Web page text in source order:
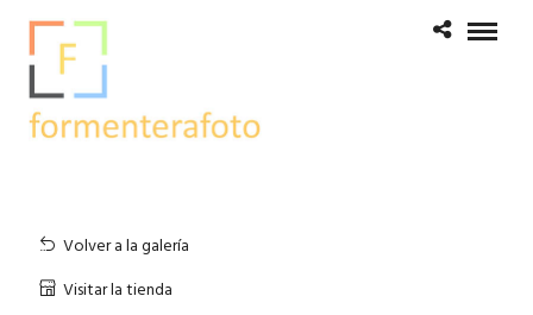
Volver a la galería
Visitar la tienda